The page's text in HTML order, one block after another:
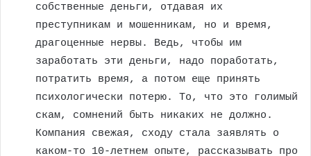
собственные деньги, отдавая их
преступникам и мошенникам, но и время,
драгоценные нервы. Ведь, чтобы им
заработать эти деньги, надо поработать,
потратить время, а потом еще принять
психологически потерю. То, что это голимый
скам, сомнений быть никаких не должно.
Компания свежая, сходу стала заявлять о
каком-то 10-летнем опыте, рассказывать про